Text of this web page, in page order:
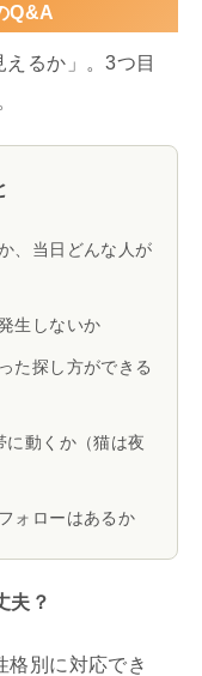
Q&A
るか」。3つ目
、当日どんな人が
生しないか
た探し方ができる
に動くか（猫は夜
ォローはあるか
夫？
格別に対応でき